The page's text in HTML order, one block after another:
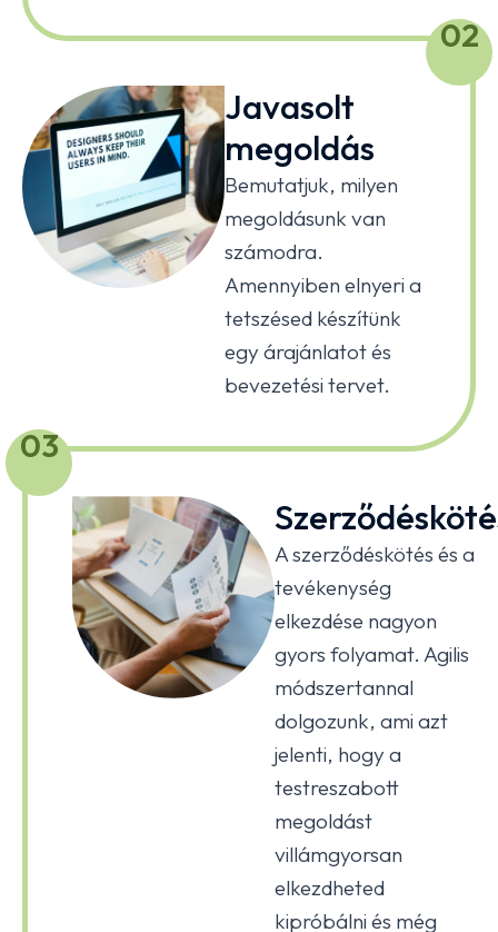
02
Javasolt
megoldás
Bemutatjuk, milyen
megoldásunk van
számodra.
Amennyiben elnyeri a
tetszésed készítünk
egy árajánlatot és
bevezetési tervet.
03
A szerződéskötés és a
tevékenység
elkezdése nagyon
gyors folyamat. Agilis
módszertannal
dolgozunk, ami azt
jelenti, hogy a
testreszabott
megoldást
villámgyorsan
elkezdheted
kipróbálni és még